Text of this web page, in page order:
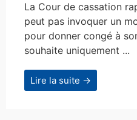
La Cour de cassation
peut pas invoquer un
pour donner congé à
souhaite uniquement ...
Lire la suite →